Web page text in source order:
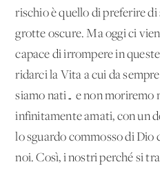
rischio è quello di preferire di
grotte oscure. Ma oggi ci
capace di irrompere in
ridarci la Vita a cui da
siamo nati… e non moriremo
infinitamente amati, con un
lo sguardo commosso di Dio
noi. Così, i nostri perché si